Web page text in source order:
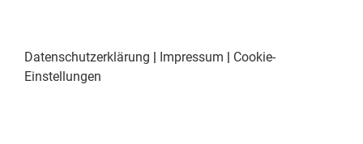
Datenschutzerklärung | Impressum | Cookie-
Einstellungen